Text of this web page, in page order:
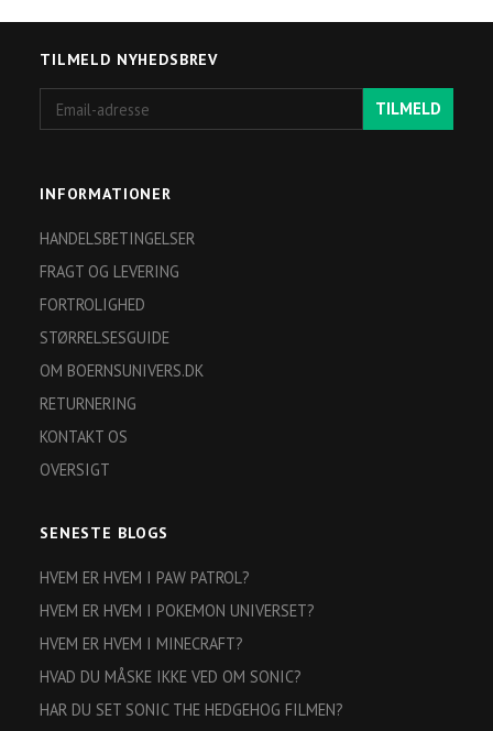
TILMELD NYHEDSBREV
adresse
TILMELD
INFORMATIONER
HANDELSBETINGELSER
FRAGT OG LEVERING
FORTROLIGHED
STØRRELSESGUIDE
OM BOERNSUNIVERS.DK
RETURNERING
KONTAKT OS
OVERSIGT
SENESTE BLOGS
HVEM ER HVEM I PAW PATROL?
HVEM ER HVEM I POKEMON UNIVERSET?
HVEM ER HVEM I MINECRAFT?
HVAD DU MÅSKE IKKE VED OM SONIC?
HAR DU SET SONIC THE HEDGEHOG FILMEN?